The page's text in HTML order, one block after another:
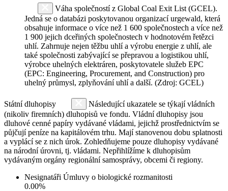
Váha společností z Global Coal Exit List (GCEL).
Jedná se o databázi poskytovanou organizací urgewald, která
obsahuje informace o více než 1 600 společnostech a více než
1 900 jejich dceřiných společnostech v hodnotovém řetězci
uhlí. Zahrnuje nejen těžbu uhlí a výrobu energie z uhlí, ale
také společnosti zabývající se přepravou a logistikou uhlí,
výrobce uhelných elektráren, poskytovatele služeb EPC
(EPC: Engineering, Procurement, and Construction) pro
uhelný průmysl, zplyňování uhlí a další. (Zdroj: GCEL)
Státní dluhopisy
Následující ukazatele se týkají vládních
(nikoliv firemních) dluhopisů ve fondu. Vládní dluhopisy jsou
dluhové cenné papíry vydávané vládami, jejichž prostřednictvím se
půjčují peníze na kapitálovém trhu. Mají stanovenou dobu splatnosti
a vyplácí se z nich úrok. Zohledňujeme pouze dluhopisy vydávané
na národní úrovni, tj. vládami. Nepřihlížíme k dluhopisům
vydávaným orgány regionální samosprávy, obcemi či regiony.
Nesignatáři Úmluvy o biologické rozmanitosti
0.00%